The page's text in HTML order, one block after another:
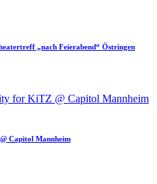
„nach Feierabend“ Östringen
Capitol Mannheim